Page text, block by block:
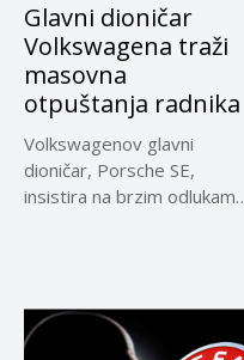
Glavni dioničar
Volkswagena traži
masovna
otpuštanja radnika
Volkswagenov glavni
dioničar, Porsche SE,
insistira na brzim odlukama